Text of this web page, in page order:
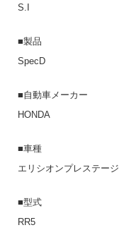
S.I
■製品
SpecD
■自動車メーカー
HONDA
■車種
エリシオンプレステージ
■型式
RR5